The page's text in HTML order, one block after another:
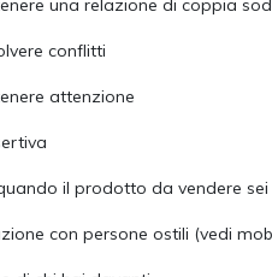
una relazione di coppia
conflitti
attenzione
il prodotto da vendere
con persone ostili (vedi